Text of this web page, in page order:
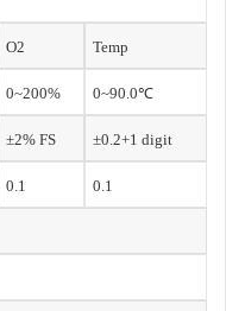
O2 Temp
0~200% 0~90.0℃
±2% FS ±0.2+1 digit
0.1 0.1